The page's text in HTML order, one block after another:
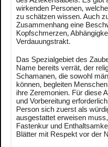
wirkenden Personen,
zu schätzen wissen. Auch
Zusammenhang eine
Kopfschmerzen,
Verdauungstrakt.
Das Spezialgebiet des
Name bereits verrät, der
Schamanen, die sowohl
können, begleiten
ihre Zeremonien. Für diese
und Vorbereitung
Person sich zuerst als
ausgestattet erweisen
Fastenkur und
Blätter mit Respekt vor der